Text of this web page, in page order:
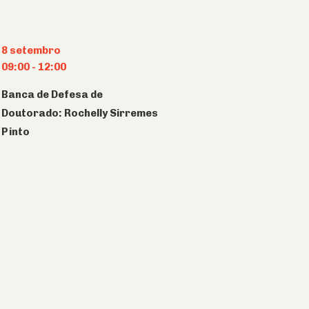
8 setembro
09:00 - 12:00
Banca de Defesa de
Doutorado: Rochelly Sirremes
Pinto